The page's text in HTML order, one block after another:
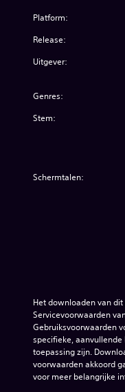
Platform:
Release:
Uitgever:
Genres:
Stem:
Schermtalen:
Het downloaden van
Servicevoorwaarden
Gebruiksvoorwaarden
specifieke,
toepassing zijn.
voorwaarden akkoord
voor meer belangrijke